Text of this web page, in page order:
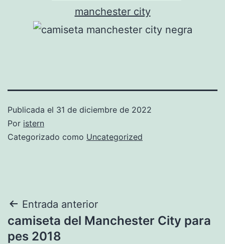
Publicada el 31 de diciembre de 2022
Por istern
Categorizado como Uncategorized
Navegación
de
Entrada anterior
camiseta del Manchester City para
pes 2018